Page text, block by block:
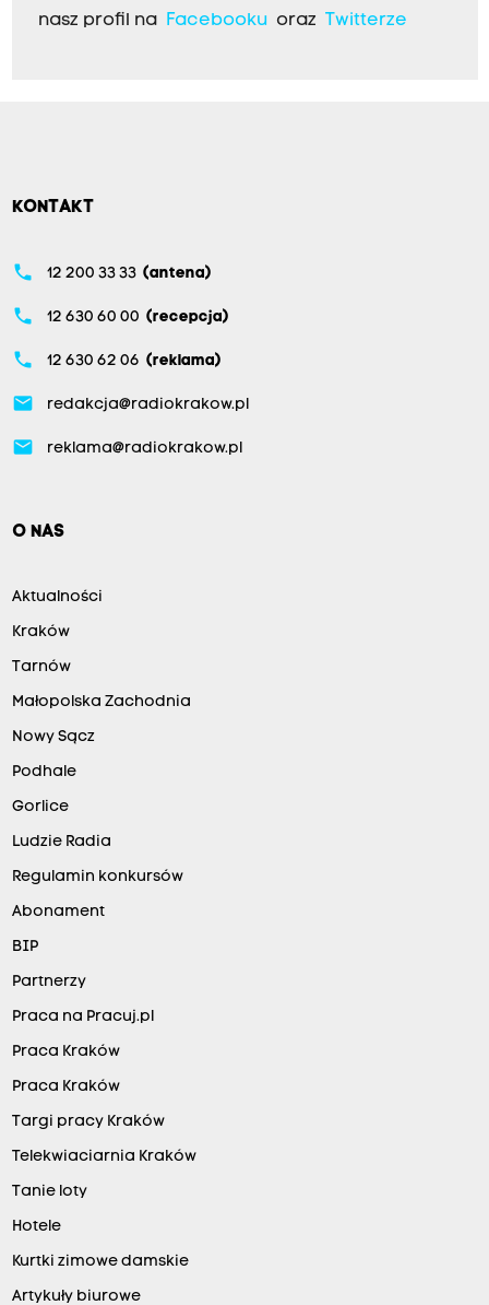
nasz profil na
Facebookuoraz Twitterze
KONTAKT
phone 12 200 33 33 (antena)
phone 12 630 60 00 (recepcja)
phone 12 630 62 06 (reklama)
email redakcja@radiokrakow.pl
email reklama@radiokrakow.pl
O NAS
Aktualności
Kraków
Tarnów
Małopolska Zachodnia
Nowy Sącz
Podhale
Gorlice
Ludzie Radia
Regulamin konkursów
Abonament
BIP
Partnerzy
Praca na Pracuj.pl
Praca Kraków
Praca Kraków
Targi pracy Kraków
Telekwiaciarnia Kraków
Tanie loty
Hotele
Kurtki zimowe damskie
Artykuły biurowe